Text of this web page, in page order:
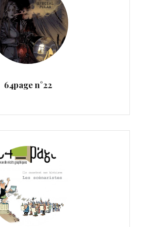
64page n°22